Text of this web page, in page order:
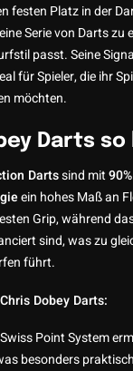
festen Platz in der
Serie von Darts zu
passt. Seine
für Spieler, die ihr
möchten.
Darts
Dartssind mit
ein hohes Maß an
Grip, während
sind, was zu
führt.
Dobey Darts:
Point System
besonders